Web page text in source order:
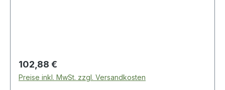
Regulärer Preis:
102,88 €
Preise inkl. MwSt. zzgl. Versandkosten